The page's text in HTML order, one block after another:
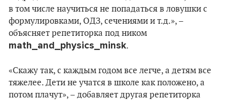
в том числе научиться не попадаться в ловушки с
формулировками, ОДЗ, сечениями и т.д.», –
объясняет репетиторка под ником
math_and_physics_minsk.
«Скажу так, с каждым годом все легче, а детям все
тяжелее. Дети не учатся в школе как положено, а
потом плачут», – добавляет другая репетиторка